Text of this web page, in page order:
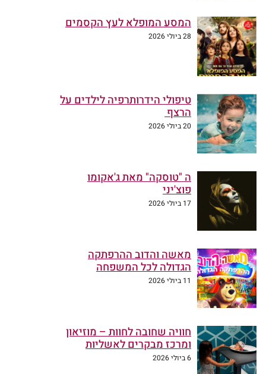
המסע המופלא לעץ הקסמים
28 ביולי 2026
טיפולי הידרותרפיה לילדים על
הרצף
20 ביולי 2026
ה "טוסקה" מאת ג'אקומו
פוצ'יני
17 ביולי 2026
מאשה והדוב ההרפתקה
הגדולה לכל המשפחה
11 ביולי 2026
חוויה שחובה לחוות – מוזיאון
ומרכז מבקרים לאשליות
6 ביולי 2026